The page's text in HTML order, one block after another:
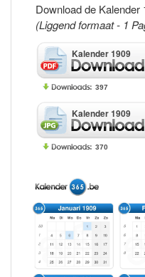
Download de
(Liggend formaat - 1
Kalender 1909
397
Kalender 1909
370